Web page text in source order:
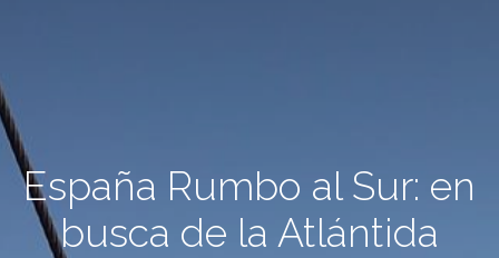
España Rumbo al Sur: en
busca de la Atlántida